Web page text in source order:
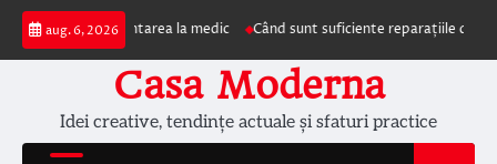
Skip
content
aug. 6, 2026
prezentarea la medic Când sunt suficiente reparațiile de acoperiș și
Casa Moderna
Idei creative, tendințe actuale și sfaturi practice